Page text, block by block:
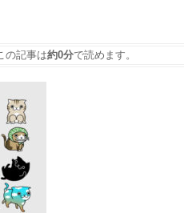
の記事は約0分で読めます。